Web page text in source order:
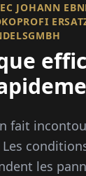
JOHANN
de
fait
les